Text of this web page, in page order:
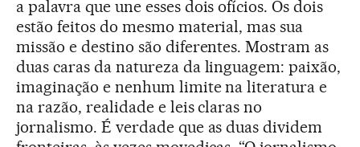
a palavra que une esses dois ofícios. Os dois
estão feitos do mesmo material, mas sua
missão e destino são diferentes. Mostram as
duas caras da natureza da linguagem: paixão,
imaginação e nenhum limite na literatura e
na razão, realidade e leis claras no
jornalismo. É verdade que as duas dividem